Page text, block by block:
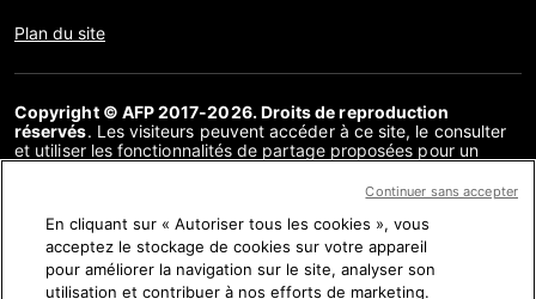
Plan du site
Copyright © AFP 2017-2026. Droits de reproduction
réservés. Les visiteurs peuvent accéder à ce site, le consulter
et utiliser les fonctionnalités de partage proposées pour un
communication au public, distribution de tout ou partie du
soit, sans licence spécifique signée avec l’AFP, est interdite. Les
éléments analysés dans le cadre de chaque factuel sont
présentés ou font l’objet de liens dans la mesure nécessaire à la
bonne compréhension de la vérification de l’information
En cliquant sur « Autoriser tous les cookies », vous
acceptez le stockage de cookies sur votre appareil
pour améliorer la navigation sur le site, analyser son
utilisation et contribuer à nos efforts de marketing.
Continuer sans accepter